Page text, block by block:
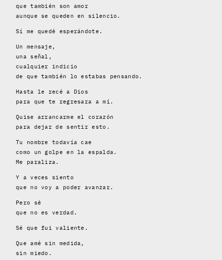
que también son amor
aunque se queden en silencio.
Sí me quedé esperándote.
Un mensaje,
una señal,
cualquier indicio
de que también lo estabas pensando.
Hasta le recé a Dios
para que te regresara a mí.
Quise arrancarme el corazón
para dejar de sentir esto.
Tu nombre todavía cae
como un golpe en la espalda.
Me paraliza.
Y a veces siento
que no voy a poder avanzar.
Pero sé
que no es verdad.
Sé que fui valiente.
Que amé sin medida,
sin miedo.